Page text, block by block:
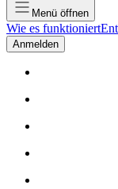
Menü öffnen
Wie es funktioniert
Anmelden